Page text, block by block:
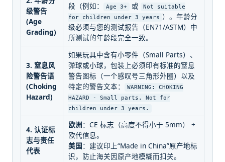
级警告
(Age
Grading)
段（例如：
Age 3+ 或
Not suitable
for children under 3 years ）。年龄分
级必须与您的测试报告（EN71/ASTM）中
所测试的年龄段完全一致。
3. 窒息风
险警告语
(Choking
Hazard)
如果玩具中含有小零件（Small Parts）、
弹球或小球，包装上必须印有标准的窒息
警告图标（一个感叹号三角形外圈）以及
特定的警告文本：
WARNING: CHOKING
HAZARD - Small parts. Not for
children under 3 years.
4. 认证标
志与责任
代表
欧洲：CE 标志（高度不得小于 5mm） +
欧代信息。
美国：建议印上“Made in China”原产地标
识，防止海关因原产地模糊而扣关。